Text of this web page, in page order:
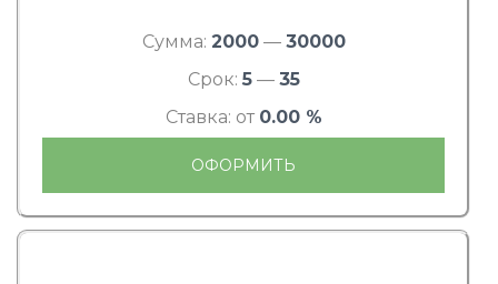
Сумма: 2000— 30000
Срок: 5— 35
Ставка: от 0.00 %
ОФОРМИТЬ